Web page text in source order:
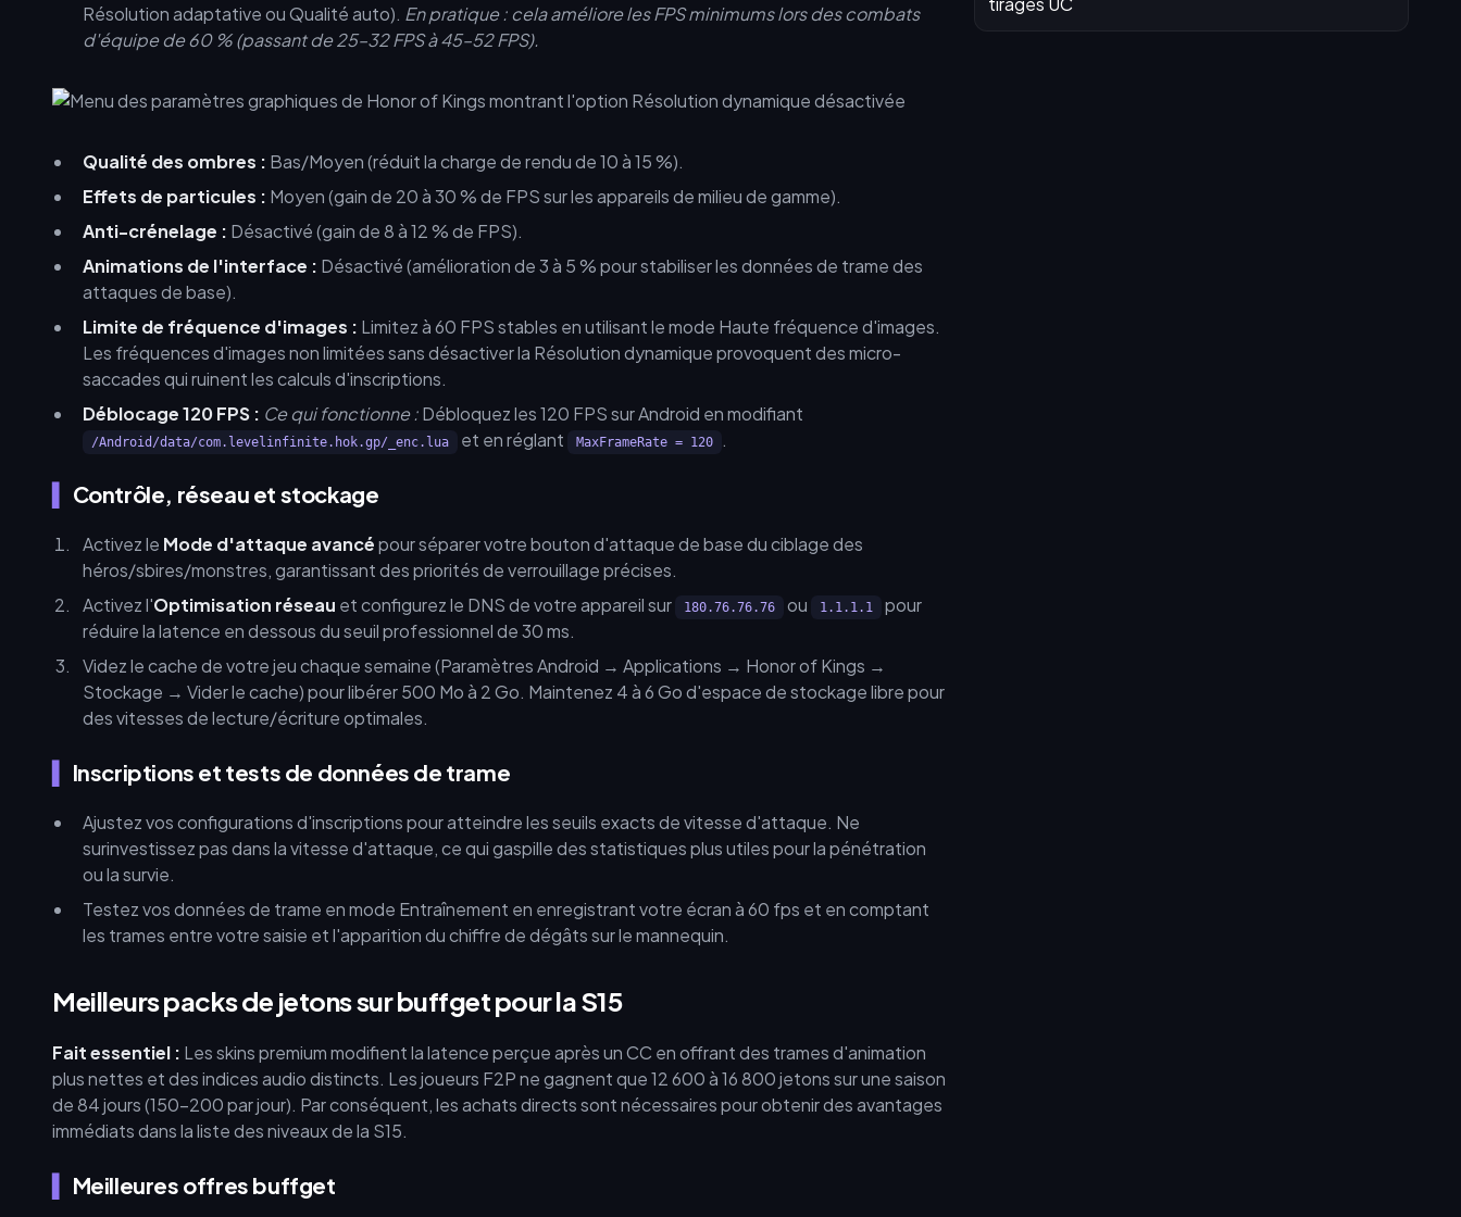
Résolution adaptative ou Qualité auto). En pratique : cela améliore les FPS minimums lors des combats
d'équipe de 60 % (passant de 25–32 FPS à 45–52 FPS).
Qualité des ombres : Bas/Moyen (réduit la charge de rendu de 10 à 15 %).
Effets de particules : Moyen (gain de 20 à 30 % de FPS sur les appareils de milieu de gamme).
Anti-crénelage : Désactivé (gain de 8 à 12 % de FPS).
Animations de l'interface : Désactivé (amélioration de 3 à 5 % pour stabiliser les données de trame des
attaques de base).
Limite de fréquence d'images : Limitez à 60 FPS stables en utilisant le mode Haute fréquence d'images.
Les fréquences d'images non limitées sans désactiver la Résolution dynamique provoquent des micro-
saccades qui ruinent les calculs d'inscriptions.
Déblocage 120 FPS : Ce qui fonctionne :Débloquez les 120 FPS sur Android en modifiant
/Android/data/com.levelinfinite.hok.gp/_enc.lua et en réglant MaxFrameRate = 120 .
Contrôle, réseau et stockage
Activez le Mode d'attaque avancépour séparer votre bouton d'attaque de base du ciblage des
héros/sbires/monstres, garantissant des priorités de verrouillage précises.
Activez l'Optimisation réseau et configurez le DNS de votre appareil sur 180.76.76.76 ou 1.1.1.1
pour
réduire la latence en dessous du seuil professionnel de 30 ms.
Videz le cache de votre jeu chaque semaine (Paramètres Android → Applications → Honor of Kings →
Stockage → Vider le cache) pour libérer 500 Mo à 2 Go. Maintenez 4 à 6 Go d'espace de stockage libre pour
des vitesses de lecture/écriture optimales.
Inscriptions et tests de données de trame
Ajustez vos configurations d'inscriptions pour atteindre les seuils exacts de vitesse d'attaque. Ne
surinvestissez pas dans la vitesse d'attaque, ce qui gaspille des statistiques plus utiles pour la pénétration
ou la survie.
Testez vos données de trame en mode Entraînement en enregistrant votre écran à 60 fps et en comptant
les trames entre votre saisie et l'apparition du chiffre de dégâts sur le mannequin.
Meilleurs packs de jetons sur buffget pour la S15
Fait essentiel : Les skins premium modifient la latence perçue après un CC en offrant des trames d'animation
plus nettes et des indices audio distincts. Les joueurs F2P ne gagnent que 12 600 à 16 800 jetons sur une saison
de 84 jours (150–200 par jour). Par conséquent, les achats directs sont nécessaires pour obtenir des avantages
immédiats dans la liste des niveaux de la S15.
Meilleures offres buffget